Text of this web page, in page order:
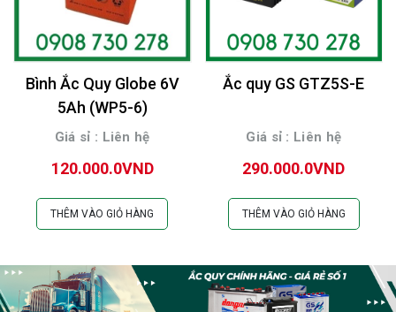
Bình Ắc Quy Globe 6V
5Ah (WP5-6)
Giá sỉ : Liên hệ
120.000.0VND
THÊM VÀO GIỎ HÀNG
Ắc quy GS GTZ5S-E
Giá sỉ : Liên hệ
290.000.0VND
THÊM VÀO GIỎ HÀNG